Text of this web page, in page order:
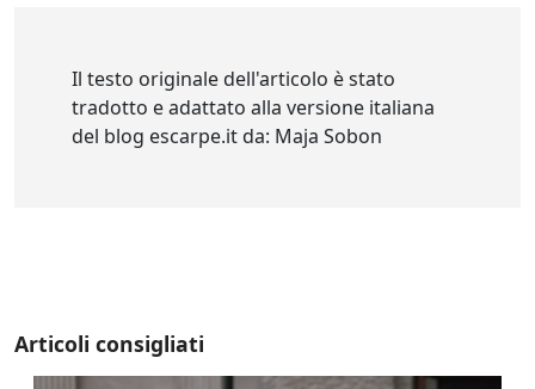
Il testo originale dell'articolo è stato
tradotto e adattato alla versione italiana
del blog escarpe.it da: Maja Sobon
Articoli consigliati